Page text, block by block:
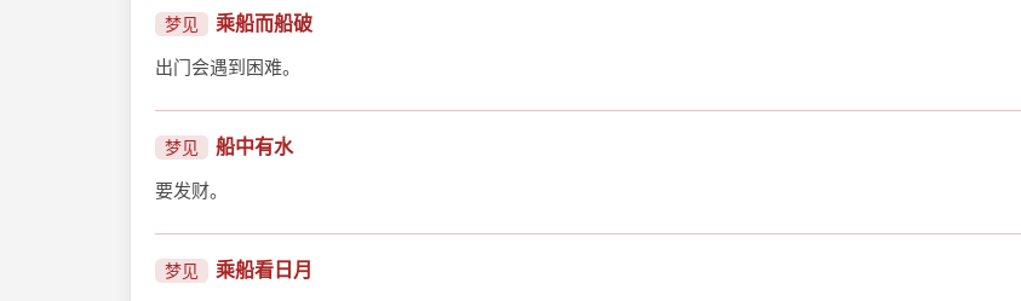
梦见 乘船而船破
出门会遇到困难。
梦见 船中有水
要发财。
梦见 乘船看日月